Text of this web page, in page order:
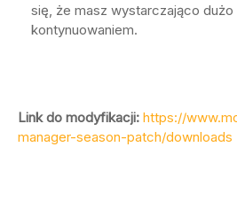
się, że masz wystarczająco
kontynuowaniem.
Link do modyfikacji: https://
manager-season-patch/downloads